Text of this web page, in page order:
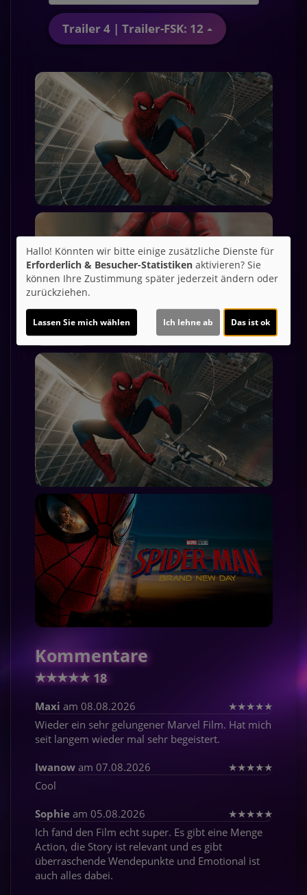
Trailer 4 | Trailer-FSK: 12
Kommentare
★★★★★ 18
Maxi am 08.08.2026 ★★★★★
Wieder ein sehr gelungener Marvel Film. Hat mich
seit langem wieder mal sehr begeistert.
Iwanow am 07.08.2026 ★★★★★
Cool
Sophie am 05.08.2026 ★★★★★
Ich fand den Film echt super. Es gibt eine Menge
Action, die Story ist relevant und es gibt
überraschende Wendepunkte und Emotional ist
auch alles dabei.
Hallo! Könnten wir bitte einige zusätzliche Dienste für
Erforderlich & Besucher-Statistiken aktivieren? Sie
können Ihre Zustimmung später jederzeit ändern oder
zurückziehen.
Lassen Sie mich wählen Ich lehne ab Das ist ok